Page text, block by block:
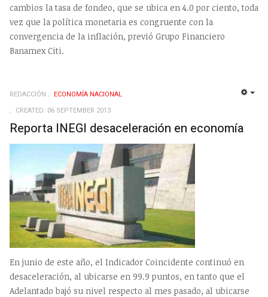
cambios la tasa de fondeo, que se ubica en 4.0 por ciento, toda
vez que la política monetaria es congruente con la
convergencia de la inflación, previó Grupo Financiero
Banamex Citi.
REDACCIÓN
ECONOMÍ­A NACIONAL
CREATED: 06 SEPTEMBER 2013
Reporta INEGI desaceleración en economía
En junio de este año, el Indicador Coincidente continuó en
desaceleración, al ubicarse en 99.9 puntos, en tanto que el
Adelantado bajó su nivel respecto al mes pasado, al ubicarse